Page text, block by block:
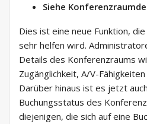
Siehe
Dies ist eine neue Funktion,
sehr helfen wird.
Details des Konferenzraums
Zugänglichkeit, A/V-
Darüber hinaus ist es jetzt
Buchungsstatus des
diejenigen, die sich auf eine